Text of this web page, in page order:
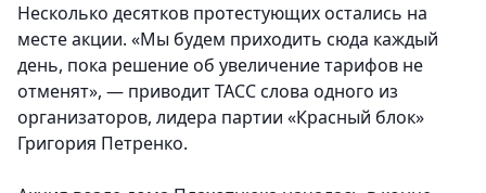
Несколько десятков протестующих остались на
месте акции. «Мы будем приходить сюда каждый
день, пока решение об увеличение тарифов не
отменят», — приводит ТАСС слова одного из
организаторов, лидера партии «Красный блок»
Григория Петренко.